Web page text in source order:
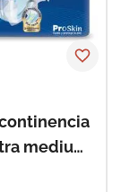
medium